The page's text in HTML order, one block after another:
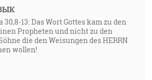
30,8-13: Das Wort Gottes kam zu den
Propheten und nicht zu den
die den Weisungen des HERRN
wollen!